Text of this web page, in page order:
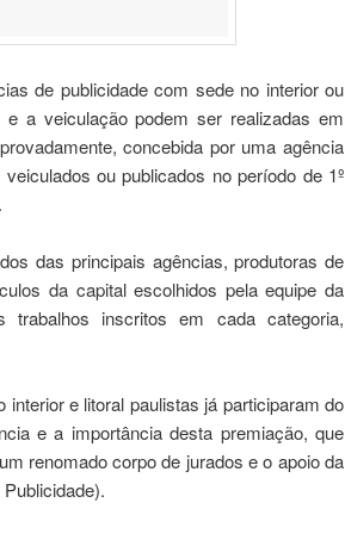
de publicidade com sede no interior ou
a veiculação podem ser realizadas em
concebida por uma agência
ou publicados no período de 1º
das principais agências, produtoras de
da capital escolhidos pela equipe da
trabalhos inscritos em cada categoria,
e litoral paulistas já participaram do
e a importância desta premiação, que
renomado corpo de jurados e o apoio da